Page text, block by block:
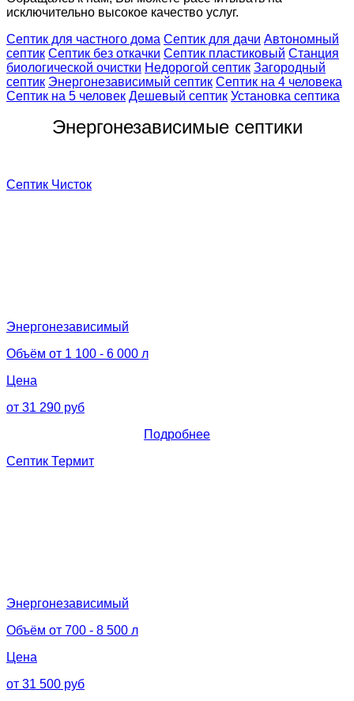
исключительно высокое качество услуг.
Септик для частного дома Септик для дачи Автономный
септик Септик без откачки Септик пластиковый Станция
биологической очистки Недорогой септик Загородный
септик Энергонезависимый септик Септик на 4 человека
Септик на 5 человек Дешевый септик Установка септика
Энергонезависимые септики
Септик Чисток
Энергонезависимый
Объём от 1 100 - 6 000 л
Цена
от 31 290 руб
Подробнее
Септик Термит
Энергонезависимый
Объём от 700 - 8 500 л
Цена
от 31 500 руб